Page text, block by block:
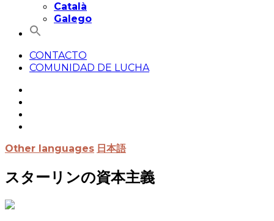
Català
Galego
CONTACTO
COMUNIDAD DE LUCHA
Other languages 日本語
スターリンの資本主義